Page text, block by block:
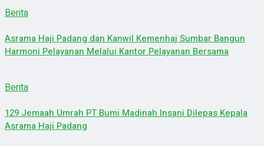
Berita
Asrama Haji Padang dan Kanwil Kemenhaj Sumbar Bangun
Harmoni Pelayanan Melalui Kantor Pelayanan Bersama
Berita
129 Jemaah Umrah PT Bumi Madinah Insani Dilepas Kepala
Asrama Haji Padang